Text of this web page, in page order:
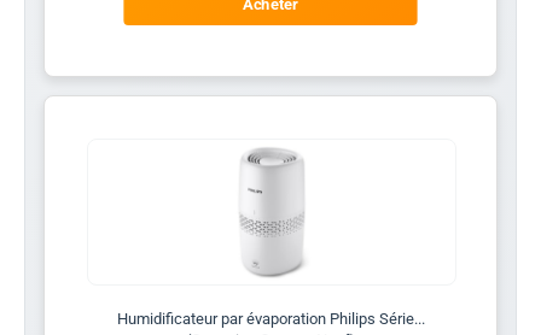
Acheter
Humidificateur par évaporation Philips Série...